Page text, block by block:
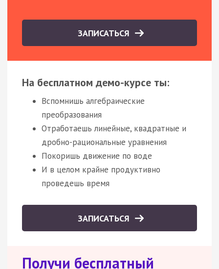
ЗАПИСАТЬСЯ
На бесплатном демо-курсе ты:
Вспомнишь алгебраические
преобразования
Отработаешь линейные, квадратные и
дробно-рациональные уравнения
Покоришь движение по воде
И в целом крайне продуктивно
проведешь время
ЗАПИСАТЬСЯ
Получи бесплатный